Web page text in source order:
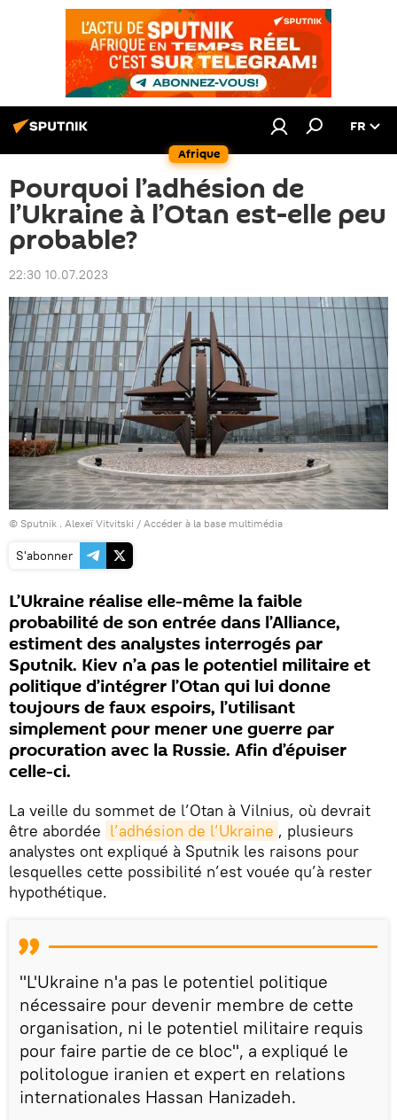
Afrique
FR
Pourquoi l’adhésion de
l’Ukraine à l’Otan est-elle peu
probable?
22:30 10.07.2023
© Sputnik . Alexeï Vitvitski / Accéder à la base multimédia
S'abonner
L’Ukraine réalise elle-même la faible
probabilité de son entrée dans l’Alliance,
estiment des analystes interrogés par
Sputnik. Kiev n’a pas le potentiel militaire et
politique d’intégrer l’Otan qui lui donne
toujours de faux espoirs, l’utilisant
simplement pour mener une guerre par
procuration avec la Russie. Afin d’épuiser
celle-ci.
La veille du sommet de l’Otan à Vilnius, où devrait
être abordée l’adhésion de l’Ukraine , plusieurs
analystes ont expliqué à Sputnik les raisons pour
lesquelles cette possibilité n’est vouée qu’à rester
hypothétique.
"L'Ukraine n'a pas le potentiel politique
nécessaire pour devenir membre de cette
organisation, ni le potentiel militaire requis
pour faire partie de ce bloc", a expliqué le
politologue iranien et expert en relations
internationales Hassan Hanizadeh.